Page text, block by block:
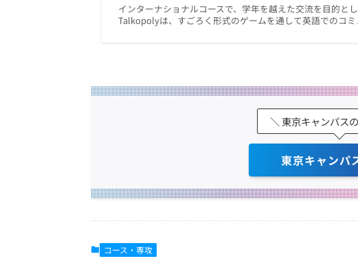
インターナショナルコースで、学年を越えた交流を目的と
Talkopolyは、すごろく形式のゲームを通して英語でのコ
＼ 東京キャンパス
東京キャンパ
コース・専攻